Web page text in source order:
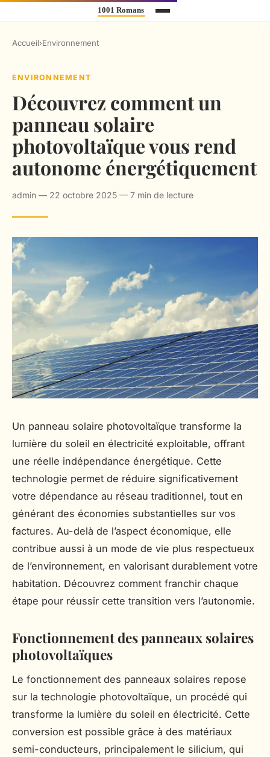
Accueil›Environnement
ENVIRONNEMENT
Découvrez comment un
panneau solaire
photovoltaïque vous rend
autonome énergétiquement
admin — 22 octobre 2025 — 7 min de lecture
Un panneau solaire photovoltaïque transforme la
lumière du soleil en électricité exploitable, offrant
une réelle indépendance énergétique. Cette
technologie permet de réduire significativement
votre dépendance au réseau traditionnel, tout en
générant des économies substantielles sur vos
factures. Au-delà de l’aspect économique, elle
contribue aussi à un mode de vie plus respectueux
de l’environnement, en valorisant durablement votre
habitation. Découvrez comment franchir chaque
étape pour réussir cette transition vers l’autonomie.
Fonctionnement des panneaux solaires
photovoltaïques
Le fonctionnement des panneaux solaires repose
sur la technologie photovoltaïque, un procédé qui
transforme la lumière du soleil en électricité. Cette
conversion est possible grâce à des matériaux
semi-conducteurs, principalement le silicium, qui